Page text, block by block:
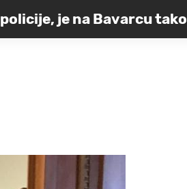
je na Bavarcu tako